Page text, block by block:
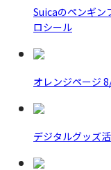
Suicaのペンギン
ロシール
オレンジページ
デジタルグッズ